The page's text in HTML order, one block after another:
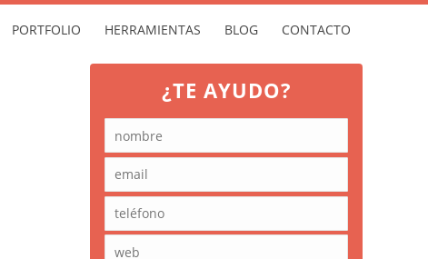
PORTFOLIO HERRAMIENTAS BLOG CONTACTO
¿TE AYUDO?